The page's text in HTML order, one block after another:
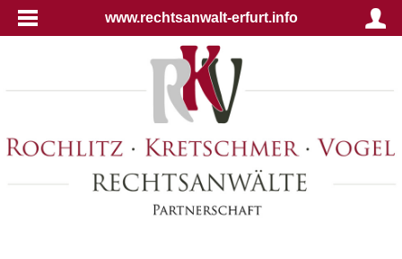
www.rechtsanwalt-erfurt.info